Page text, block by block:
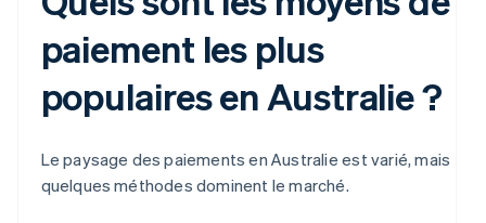
paiement les plus
populaires en Australie ?
Le paysage des paiements en Australie est varié, mais
quelques méthodes dominent le marché.